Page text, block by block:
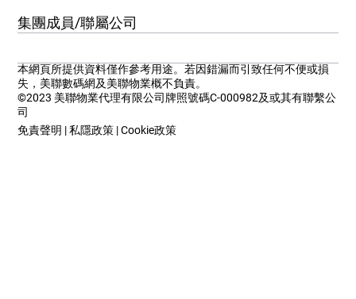
本網頁所提供資料僅作參考用途。若因錯漏而引致任何不便或損
失，美聯數碼網及美聯物業概不負責。
©2023 美聯物業代理有限公司牌照號碼C-000982及或其有聯繫公
司
免責聲明 |私隱政策 |Cookie政策
集團成員/聯屬公司